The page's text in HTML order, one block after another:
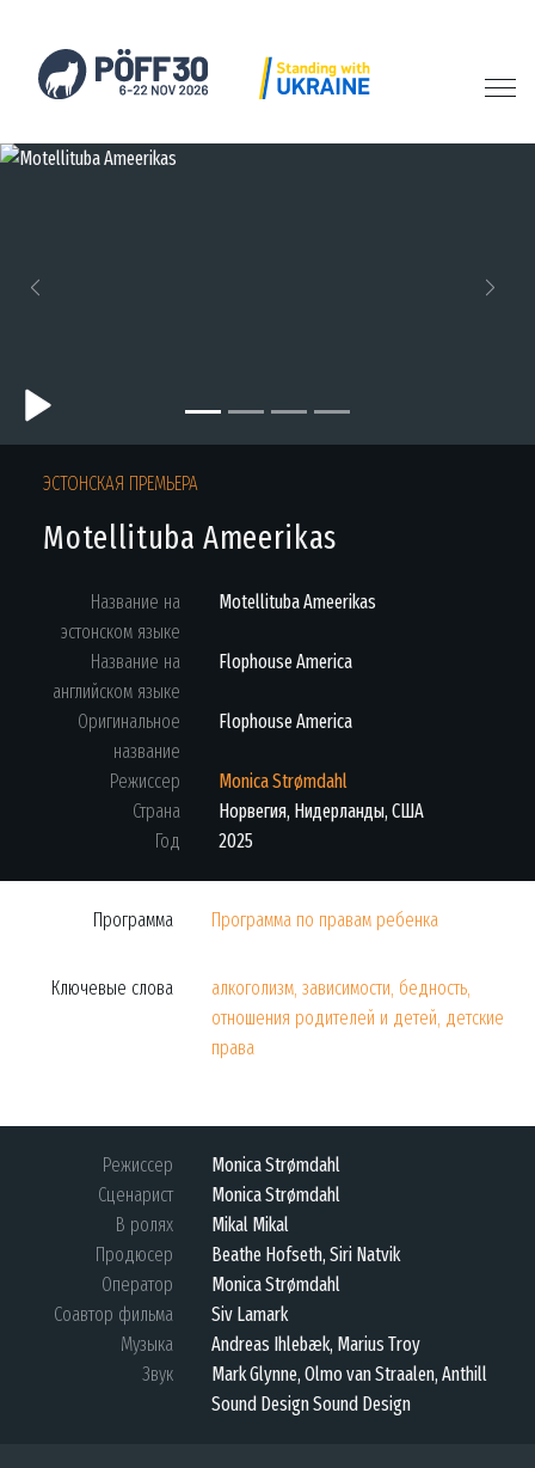
ЭСТОНСКАЯ ПРЕМЬЕРА
Motellituba Ameerikas
Название на
эстонском языке
Motellituba Ameerikas
Название на
английском языке
Flophouse America
Оригинальное
название
Flophouse America
Режиссер
Monica Strømdahl
Страна
Норвегия, Нидерланды, США
Год
2025
Программа Программа по правам ребенка
Ключевые слова
алкоголизм, зависимости, бедность,
отношения родителей и детей, детские
права
Режиссер
Monica Strømdahl
Сценарист
Monica Strømdahl
В ролях
Mikal Mikal
Продюсер
Beathe Hofseth, Siri Natvik
Оператор
Monica Strømdahl
Соавтор фильма
Siv Lamark
Музыка
Andreas Ihlebæk, Marius Troy
Звук
Mark Glynne, Olmo van Straalen, Anthill
Sound Design Sound Design